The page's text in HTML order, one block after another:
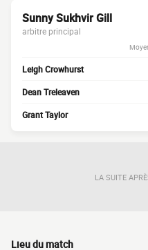
Sunny Sukhvir Gill
arbitre principal
Leigh Crowhurst
Dean Treleaven
Grant Taylor
LA SUITE
Lieu du match